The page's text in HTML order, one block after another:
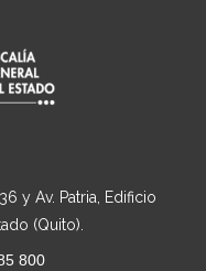
y Av. Patria, Edificio
(Quito).
800